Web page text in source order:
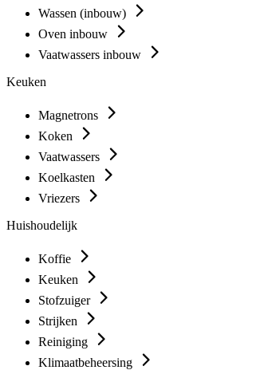
Wassen (inbouw)
Oven inbouw
Vaatwassers inbouw
Keuken
Magnetrons
Koken
Vaatwassers
Koelkasten
Vriezers
Huishoudelijk
Koffie
Keuken
Stofzuiger
Strijken
Reiniging
Klimaatbeheersing